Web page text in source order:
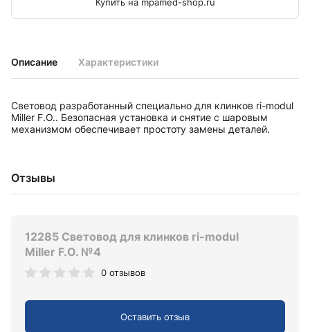
Описание Характеристики
Световод разработанный специально для клинков ri-modul
Miller F.O.. Безопасная установка и снятие с шаровым
механизмом обеспечивает простоту замены деталей.
Отзывы
12285 Световод для клинков ri-modul
Miller F.O. №4
0 отзывов
Оставить отзыв
Купить на mpamed-shop.ru